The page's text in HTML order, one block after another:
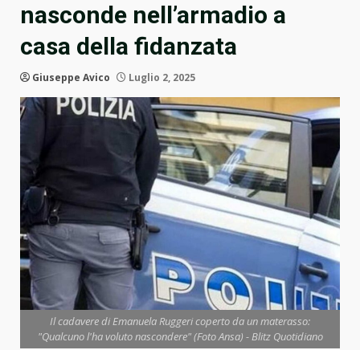
nasconde nell’armadio a
casa della fidanzata
Giuseppe Avico Luglio 2, 2025
Il cadavere di Emanuela Ruggeri coperto da un materasso:
"Qualcuno l'ha voluto nascondere" (Foto Ansa) - Blitz Quotidiano